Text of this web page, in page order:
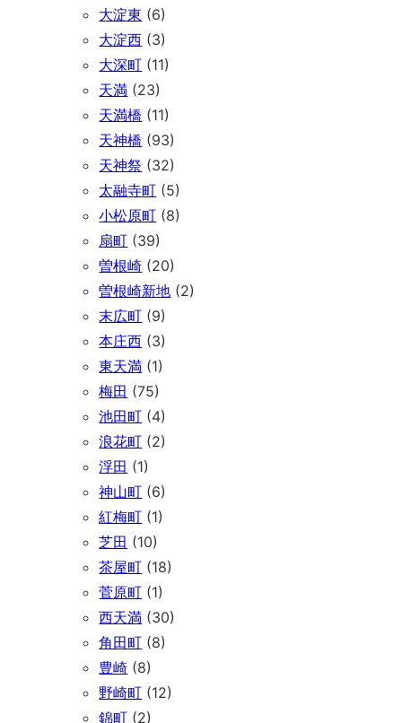
大淀東 (6)
大淀西 (3)
大深町 (11)
天満 (23)
天満橋 (11)
天神橋 (93)
天神祭 (32)
太融寺町 (5)
小松原町 (8)
扇町 (39)
曽根崎 (20)
曽根崎新地 (2)
末広町 (9)
本庄西 (3)
東天満 (1)
梅田 (75)
池田町 (4)
浪花町 (2)
浮田 (1)
神山町 (6)
紅梅町 (1)
芝田 (10)
茶屋町 (18)
菅原町 (1)
西天満 (30)
角田町 (8)
豊崎 (8)
野崎町 (12)
錦町 (2)